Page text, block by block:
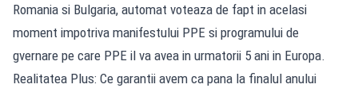
Romania si Bulgaria, automat voteaza de fapt in acelasi
moment impotriva manifestului PPE si programului de
gvernare pe care PPE il va avea in urmatorii 5 ani in Europa.
Realitatea Plus: Ce garantii avem ca pana la finalul anului